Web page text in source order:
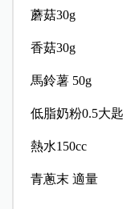
蘑菇30g
香菇30g
馬鈴薯 50g
低脂奶粉0.5大匙
熱水150cc
青蔥末 適量